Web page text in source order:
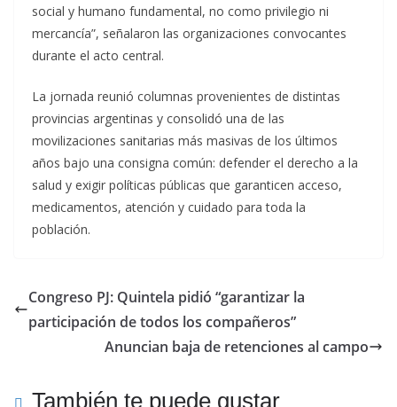
social y humano fundamental, no como privilegio ni
mercancía”, señalaron las organizaciones convocantes
durante el acto central.
La jornada reunió columnas provenientes de distintas
provincias argentinas y consolidó una de las
movilizaciones sanitarias más masivas de los últimos
años bajo una consigna común: defender el derecho a la
salud y exigir políticas públicas que garanticen acceso,
medicamentos, atención y cuidado para toda la
población.
Congreso PJ: Quintela pidió “garantizar la
participación de todos los compañeros”
Anuncian baja de retenciones al campo
También te puede gustar